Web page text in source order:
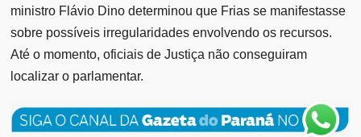
ministro Flávio Dino determinou que Frias se manifestasse
sobre possíveis irregularidades envolvendo os recursos.
Até o momento, oficiais de Justiça não conseguiram
localizar o parlamentar.